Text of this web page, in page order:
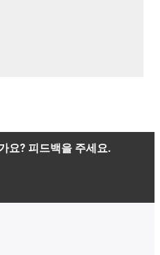
요? 피드백을 주세요.